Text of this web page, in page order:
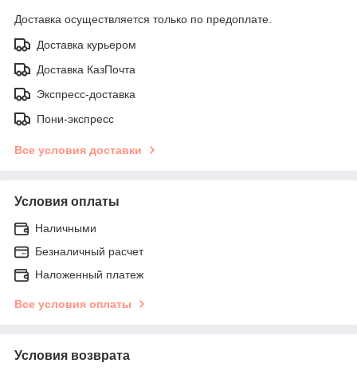
Доставка осуществляется только по предоплате.
Доставка курьером
Доставка КазПочта
Экспресс-доставка
Пони-экспресс
Все условия доставки
Условия оплаты
Наличными
Безналичный расчет
Наложенный платеж
Все условия оплаты
Условия возврата